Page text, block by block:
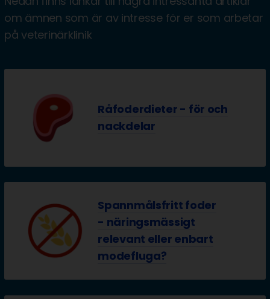
om ämnen som är av intresse för er som arbetar
på veterinärklinik
Råfoderdieter - för och
nackdelar
Spannmålsfritt foder
- näringsmässigt
relevant eller enbart
modefluga?